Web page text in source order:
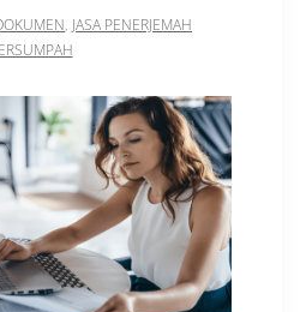
, JASA PENERJEMAH